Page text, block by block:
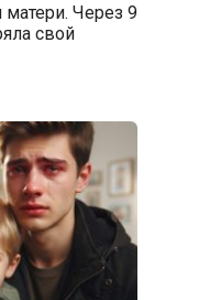
Через 9
свой